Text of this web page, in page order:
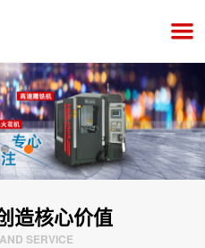
造核心价值
SERVICE